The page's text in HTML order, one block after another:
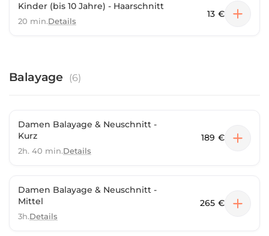
Kinder (bis 10 Jahre) - Haarschnitt
20 min.Details
13 €
Balayage (6)
Damen Balayage & Neuschnitt -
Kurz
2h. 40 min.Details
189 €
Damen Balayage & Neuschnitt -
Mittel
3h.Details
265 €